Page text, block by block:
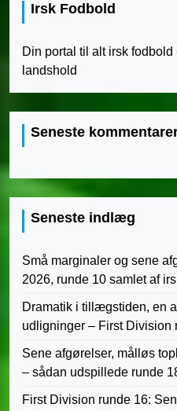
Irsk Fodbold
Din portal til alt irsk
landshold
Seneste
Seneste indlæg
Små marginaler og sene
2026, runde 10 samlet af
Dramatik i tillægstiden, en
udligninger – First Division
Sene afgørelser, målløs
– sådan udspillede runde
First Division runde 16: